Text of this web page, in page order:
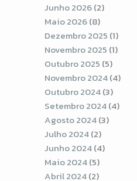
Junho 2026(2)
Maio 2026(8)
Dezembro 2025 (1)
Novembro 2025 (1)
Outubro 2025 (5)
Novembro 2024(4)
Outubro 2024(3)
Setembro 2024(4)
Agosto 2024(3)
Julho 2024(2)
Junho 2024(4)
Maio 2024(5)
Abril 2024(2)